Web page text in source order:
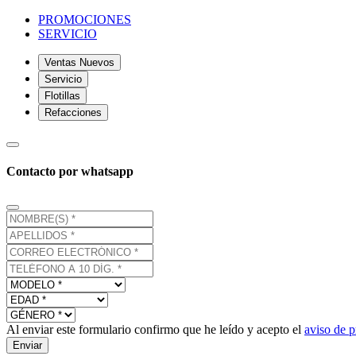
PROMOCIONES
SERVICIO
Ventas Nuevos
Servicio
Flotillas
Refacciones
Contacto por whatsapp
Al enviar este formulario confirmo que he leído y acepto el aviso de
Enviar